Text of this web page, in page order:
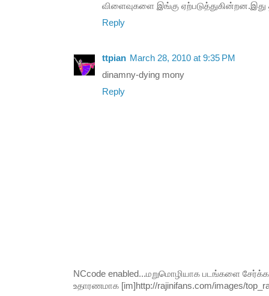
விளைவுகளை இங்கு
Reply
ttpian March 28, 2010 at 9:35 PM
dinamny-dying mony
Reply
NCcode enabled...மறுமொழியாக படங்களை சேர்க்க
உதாரணமாக [im]http://rajinifans.com/images/